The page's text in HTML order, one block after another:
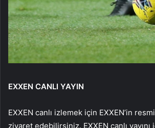
EXXEN CANLI YAYIN
EXXEN canlı izlemek için EXXEN’in
ziyaret edebilirsiniz. EXXEN canlı yayını